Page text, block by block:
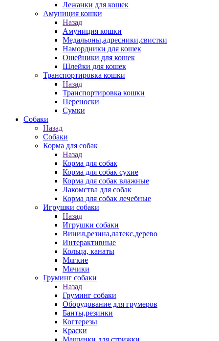
Лежанки для кошек
Амуниция кошки
Назад
Амуниция кошки
Медальоны,адресники,свистки
Намордники для кошек
Ошейники для кошек
Шлейки для кошек
Транспортировка кошки
Назад
Транспортировка кошки
Переноски
Сумки
Собаки
Назад
Собаки
Корма для собак
Назад
Корма для собак
Корма для собак сухие
Корма для собак влажные
Лакомства для собак
Корма для собак лечебные
Игрушки собаки
Назад
Игрушки собаки
Винил,резина,латекс,дерево
Интерактивные
Кольца, канаты
Мягкие
Мячики
Груминг собаки
Назад
Груминг собаки
Оборудование для грумеров
Банты,резинки
Когтерезы
Краски
Машинки для стрижки